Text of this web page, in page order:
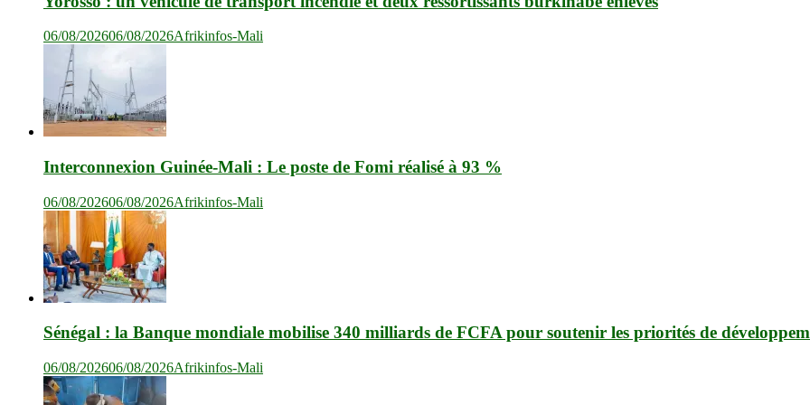
06/08/202606/08/2026Afrikinfos-Mali
Interconnexion Guinée-Mali : Le poste de Fomi réalisé à 93 %
06/08/202606/08/2026Afrikinfos-Mali
Sénégal : la Banque mondiale mobilise 340 milliards de FCFA pour soutenir les priorités de
06/08/202606/08/2026Afrikinfos-Mali